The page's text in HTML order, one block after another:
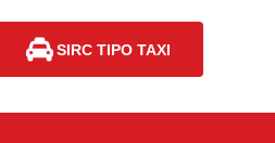
SIRC TIPO TAXI